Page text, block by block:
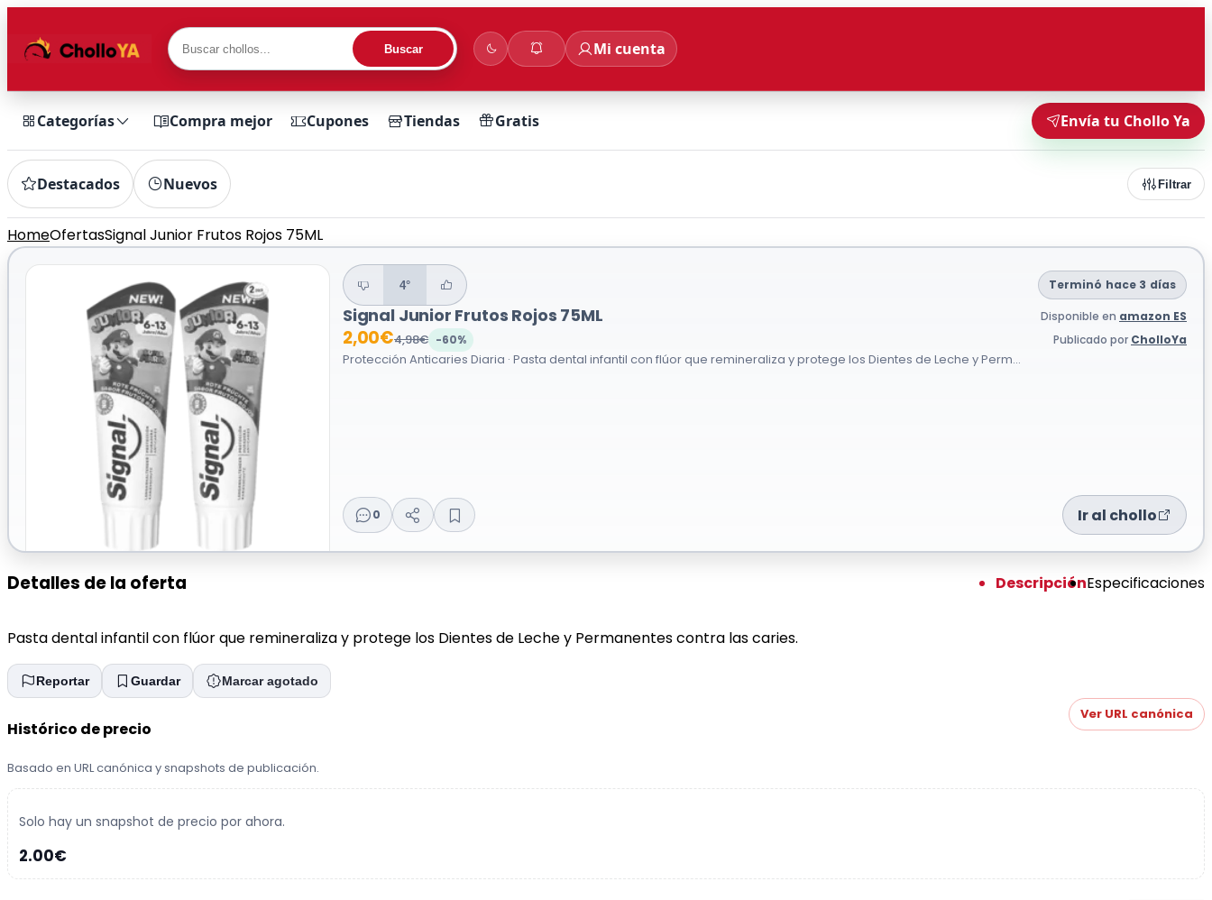
Buscar Mi cuenta
Categorías Compra mejor Cupones Tiendas Gratis Envía tu Chollo Ya
Destacados Nuevos Filtrar
HomeOfertasSignal Junior Frutos Rojos 75ML
4° Terminó hace 3 días
Signal Junior Frutos Rojos 75ML Disponible en amazon ES
2,00€4,98€ -60% Publicado por CholloYa
Protección Anticaries Diaria · Pasta dental infantil con flúor que remineraliza y protege los Dientes de Leche y Perm...
0 Ir al chollo
Detalles de la oferta DescripciónEspecificaciones
Pasta dental infantil con flúor que remineraliza y protege los Dientes de Leche y Permanentes contra las caries.
Reportar Guardar Marcar agotado
Histórico de precio
Basado en URL canónica y snapshots de publicación.
Ver URL canónica
Solo hay un snapshot de precio por ahora.
2.00€